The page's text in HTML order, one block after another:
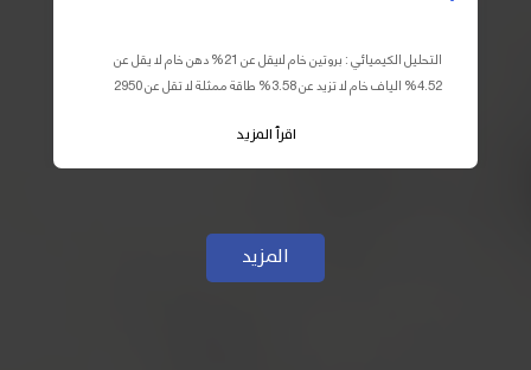
التحليل الكيميائي : بروتين خام لايقل عن 21% دهن خام لا يقل عن
4.52% الياف خام لا تزيد عن 3.58% طاقة ممثلة لا تقل عن 2950
اقرأ المزيد
المزيد